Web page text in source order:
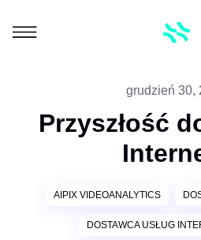
grudzień 30,
Przyszłość
AIPIX VIDEOANALYTICS
DOSTAWCA USŁUG